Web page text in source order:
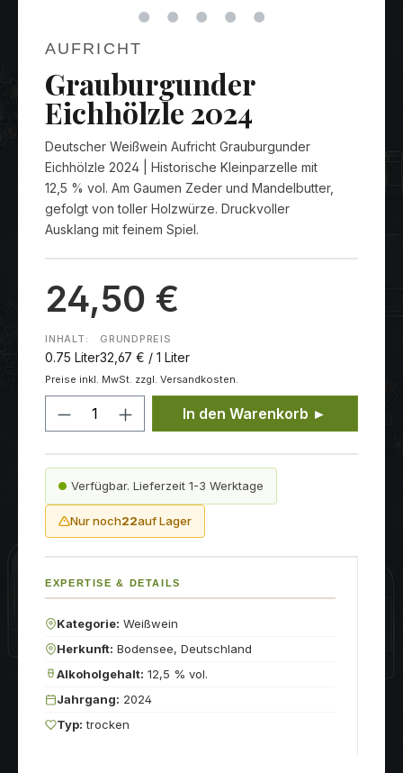
AUFRICHT
Grauburgunder
Eichhölzle 2024
Deutscher Weißwein Aufricht Grauburgunder
Eichhölzle 2024 | Historische Kleinparzelle mit
12,5 % vol. Am Gaumen Zeder und Mandelbutter,
gefolgt von toller Holzwürze. Druckvoller
Ausklang mit feinem Spiel.
24,50 €
INHALT:
0.75 Liter
GRUNDPREIS
32,67 € / 1 Liter
Preise inkl. MwSt. zzgl. Versandkosten.
Produkt Anzahl: Gib den
In den Warenkorb ►
Verfügbar. Lieferzeit 1-3 Werktage
Nur noch22auf Lager
EXPERTISE & DETAILS
Kategorie: Weißwein
Herkunft: Bodensee, Deutschland
Alkoholgehalt: 12,5 % vol.
Jahrgang: 2024
Typ: trocken